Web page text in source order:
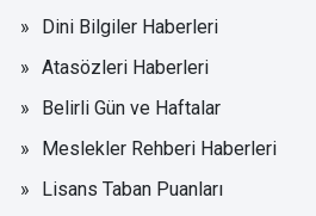
Dini Bilgiler Haberleri
Atasözleri Haberleri
Belirli Gün ve Haftalar
Meslekler Rehberi Haberleri
Lisans Taban Puanları